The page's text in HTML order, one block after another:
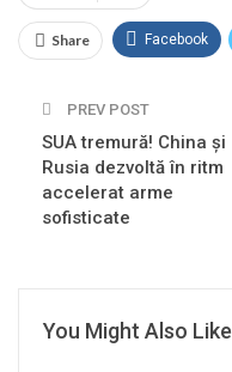
Share Facebook
PREV POST
SUA tremură! China și
Rusia dezvoltă în ritm
accelerat arme
sofisticate
You Might Also Like